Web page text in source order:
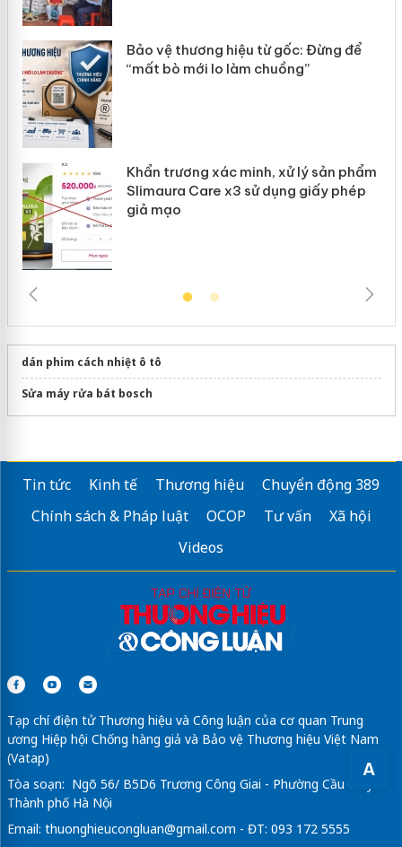
A
Bảo vệ thương hiệu từ gốc: Đừng để
“mất bò mới lo làm chuồng”
Khẩn trương xác minh, xử lý sản phẩm
Slimaura Care x3 sử dụng giấy phép
giả mạo
dán phim cách nhiệt ô tô
Sửa máy rửa bát bosch
Tin tức Kinh tế Thương hiệu
Chuyển động 389
Chính sách & Pháp luật
OCOP Tư vấn
Xã hội
Videos
Tạp chí điện tử Thương hiệu và Công luận của cơ quan Trung
ương Hiệp hội Chống hàng giả và Bảo vệ Thương hiệu Việt Nam
(Vatap)
Tòa soạn: Ngõ 56/ B5D6 Trương Công Giai - Phường Cầu Giấy -
Thành phố Hà Nội
Email: thuonghieucongluan@gmail.com - ĐT: 093 172 5555